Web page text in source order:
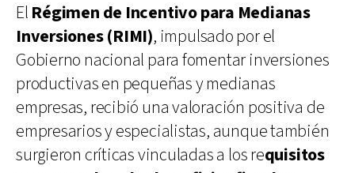
El Régimen de Incentivo para Medianas
Inversiones (RIMI), impulsado por el
Gobierno nacional para fomentar inversiones
productivas en pequeñas y medianas
empresas, recibió una valoración positiva de
empresarios y especialistas, aunque también
surgieron críticas vinculadas a los requisitos